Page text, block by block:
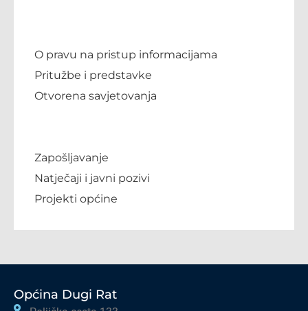
O pravu na pristup informacijama
Pritužbe i predstavke
Otvorena savjetovanja
Zapošljavanje
Natječaji i javni pozivi
Projekti općine
Općina Dugi Rat